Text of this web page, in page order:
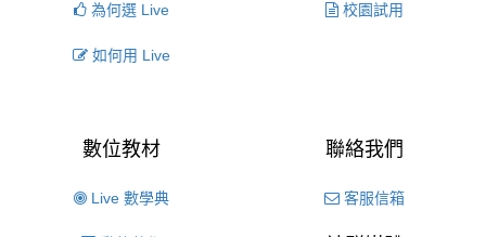
為何選 Live
如何用 Live
校園試用
數位教材
Live 數學典
聯絡我們
客服信箱